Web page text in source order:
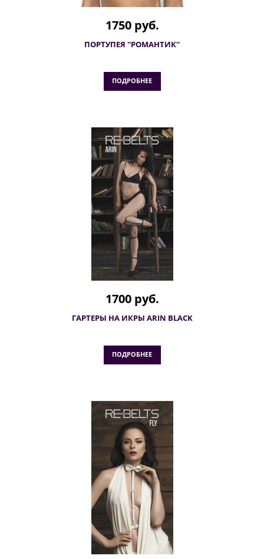
1750 руб.
ПОРТУПЕЯ ''РОМАНТИК''
ПОДРОБНЕЕ
1700 руб.
ГАРТЕРЫ НА ИКРЫ ARIN BLACK
ПОДРОБНЕЕ